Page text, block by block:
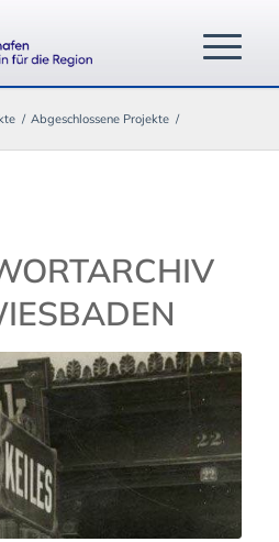
/ Abgeschlossene Projekte /